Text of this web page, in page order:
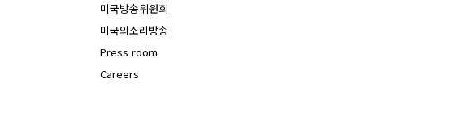
미국방송위원회
미국의소리방송
Press room
Careers